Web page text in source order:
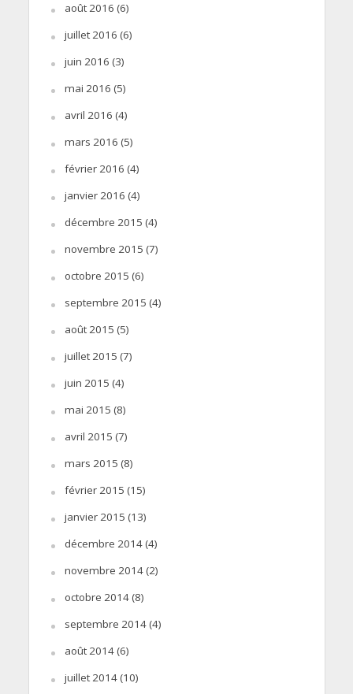
août 2016 (6)
juillet 2016 (6)
juin 2016 (3)
mai 2016 (5)
avril 2016 (4)
mars 2016 (5)
février 2016 (4)
janvier 2016 (4)
décembre 2015 (4)
novembre 2015 (7)
octobre 2015 (6)
septembre 2015 (4)
août 2015 (5)
juillet 2015 (7)
juin 2015 (4)
mai 2015 (8)
avril 2015 (7)
mars 2015 (8)
février 2015 (15)
janvier 2015 (13)
décembre 2014(4)
novembre 2014(2)
octobre 2014(8)
septembre 2014(4)
août 2014(6)
juillet 2014(10)